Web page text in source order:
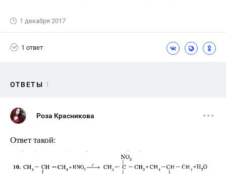
1 декабря 2017
1 ответ
ОТВЕТЫ 1
Роза Красникова
Ответ такой: